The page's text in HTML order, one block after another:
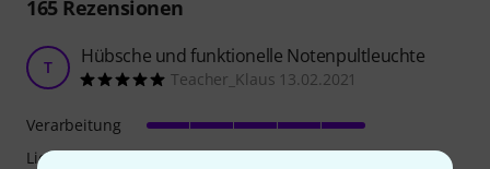
165Rezensionen
T Hübsche und funktionelle Notenpultleuchte
Teacher_Klaus 13.02.2021
Verarbeitung
Lichtausbeute